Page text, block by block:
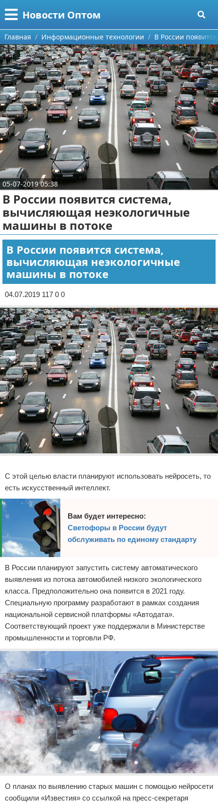
Новости Оптом
Меню
Главная
Категории
Информационные технологии
Автомобили
Знаменитости
Политика
Природа
Философия
Культура
Экономика
Разное
Поиск
О проекте
Контакты
Сотрудничество
Размещение рекламы
Для правообладателей
Условия предоставления информации
Отказ от ответственности
Главная Информационные технологии В России
05-07-2019 05:38
В России появится система,
вычисляющая неэкологичные
машины в потоке
В России появится система,
вычисляющая неэкологичные
машины в потоке
04.07.2019 117 0 0
С этой целью власти планируют использовать нейросеть, то
есть искусственный интеллект.
Вам будет интересно:
Светофоры в России будут
обслуживать по единому стандарту
В России планируют запустить систему автоматического
выявления из потока автомобилей низкого экологического
класса. Предположительно она появится в 2021 году.
Специальную программу разработают в рамках создания
национальной сервисной платформы «Автодата».
Соответствующий проект уже поддержали в Министерстве
промышленности и торговли РФ.
О планах по выявлению старых машин с помощью нейросети
сообщили «Известия» со ссылкой на пресс-секретаря